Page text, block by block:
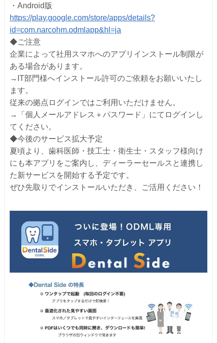
・Android版
https://play.google.com/store/apps/details?
id=com.narcohm.odmlapp&hl=ja
◆ご注意
企業によって社用スマホへのアプリインストール制限が
ある場合があります。
→IT部門様へインストール許可のご依頼をお願いいたし
ます。
従来の拠点ログインではご利用いただけません。
→「個人メールアドレス＋パスワード」にてログインし
てください。
◆今後のサービス拡大予定
夏頃より、歯科医師・技工士・衛生士・スタッフ様向け
にも本アプリをご案内し、ディーラーセールスと連携し
た新サービスを開始する予定です。
ぜひ先取りでインストールいただき、ご活用ください！